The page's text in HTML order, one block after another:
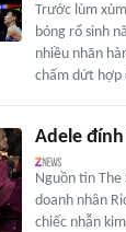
Trước lùm
bóng rổ sinh
nhiều nhãn
chấm dứt hợp
Adele
Nguồn tin
doanh nhân
chiếc nhẫn